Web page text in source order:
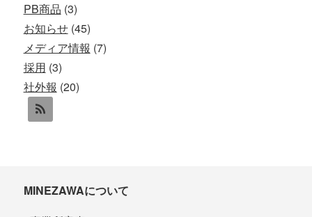
PB商品 (3)
お知らせ(45)
メディア情報 (7)
採用 (3)
社外報 (20)
MINEZAWAについて